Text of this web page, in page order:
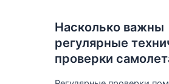
Насколько важны
регулярные
проверки